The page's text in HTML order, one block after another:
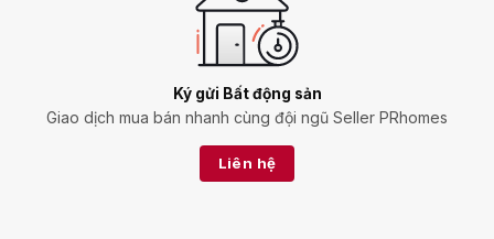
Ký gửi Bất động sản
Giao dịch mua bán nhanh cùng đội ngũ Seller PRhomes
Liên hệ